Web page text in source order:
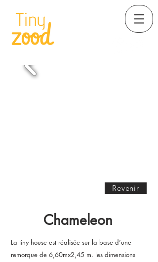
Revenir
Chameleon
La tiny house est réalisée sur la base d’une
remorque de 6,60mx2,45 m. les dimensions